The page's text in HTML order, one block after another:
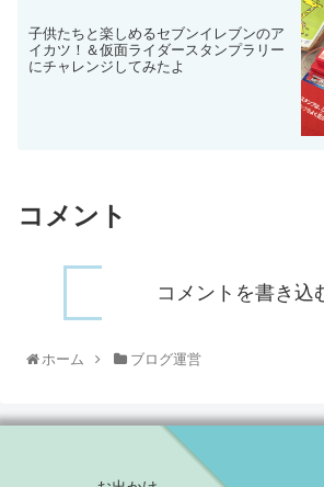
子供たちと楽しめるセブンイレブンのア
イカツ！＆仮面ライダースタンプラリー
にチャレンジしてみたよ
コメント
コメントを書き込
ホーム ブログ運営